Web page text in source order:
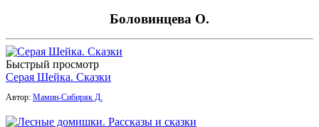
Боловинцева О.
Быстрый просмотр
Серая Шейка. Сказки
Автор: Мамин-Сибиряк Д.